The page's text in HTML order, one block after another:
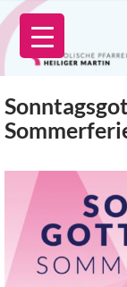
Zum
Inhalt
springen